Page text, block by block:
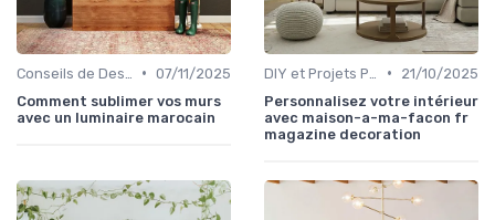
• 07/11/2025
Comment sublimer vos murs
avec un luminaire marocain
•
21/10/2025
Personnalisez votre intérieur
avec maison-a-ma-facon fr
magazine decoration